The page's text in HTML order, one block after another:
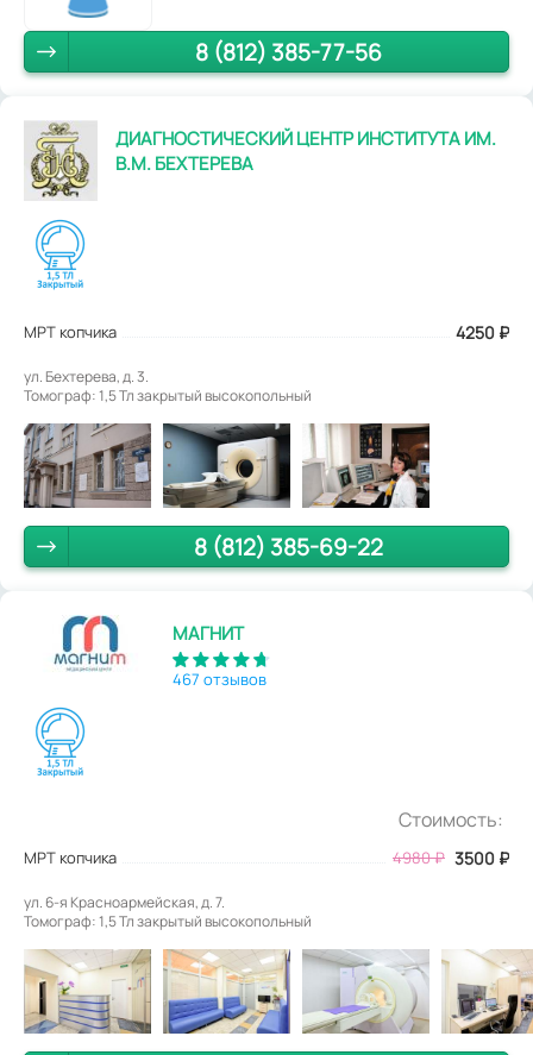
8 (812) 385-77-56
ДИАГНОСТИЧЕСКИЙ ЦЕНТР ИНСТИТУТА ИМ.
В.М. БЕХТЕРЕВА
МРТ копчика 4250 ₽
ул. Бехтерева, д. 3.
Томограф: 1,5 Тл закрытый высокопольный
8 (812) 385-69-22
МАГНИТ
467 отзывов
Стоимость:
МРТ копчика 4980₽ 3500 ₽
ул. 6-я Красноармейская, д. 7.
Томограф: 1,5 Тл закрытый высокопольный